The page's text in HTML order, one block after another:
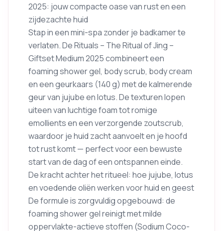
2025: jouw compacte oase van rust en een
zijdezachte huid
Stap in een mini-spa zonder je badkamer te
verlaten. De Rituals – The Ritual of Jing –
Giftset Medium 2025 combineert een
foaming shower gel, body scrub, body cream
en een geurkaars (140 g) met de kalmerende
geur van jujube en lotus. De texturen lopen
uiteen van luchtige foam tot romige
emollients en een verzorgende zoutscrub,
waardoor je huid zacht aanvoelt en je hoofd
tot rust komt — perfect voor een bewuste
start van de dag of een ontspannen einde.
De kracht achter het ritueel: hoe jujube, lotus
en voedende oliën werken voor huid en geest
De formule is zorgvuldig opgebouwd: de
foaming shower gel reinigt met milde
oppervlakte-actieve stoffen (Sodium Coco-